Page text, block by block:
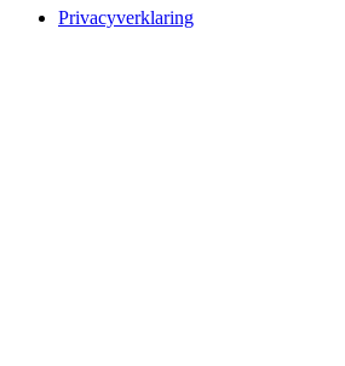
Privacyverklaring